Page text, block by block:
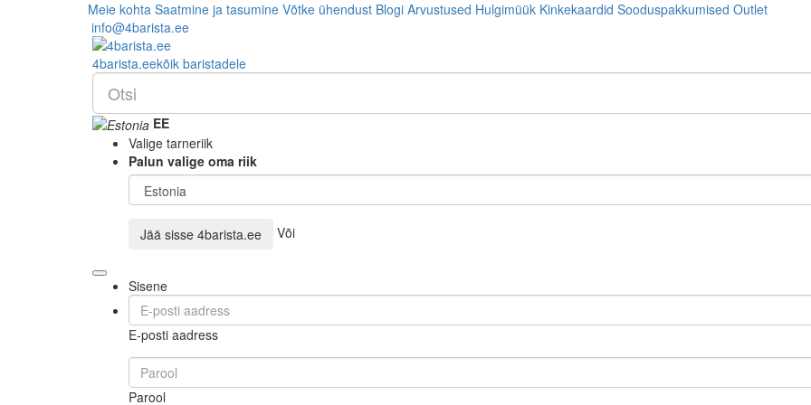
Meie kohta Saatmine ja tasumine Võtke ühendust Blogi Arvustused Hulgimüük Kinkekaardid Sooduspakkumised Outlet
info@4barista.ee
4barista.eekõik baristadele
EE
Valige tarneriik
Palun valige oma riik
Jää sisse 4barista.ee Või
Sisene
E-posti aadress
Parool